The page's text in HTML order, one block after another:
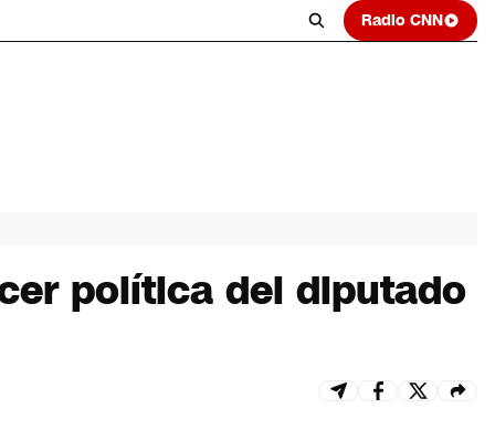
Radio CNN
política del diputado